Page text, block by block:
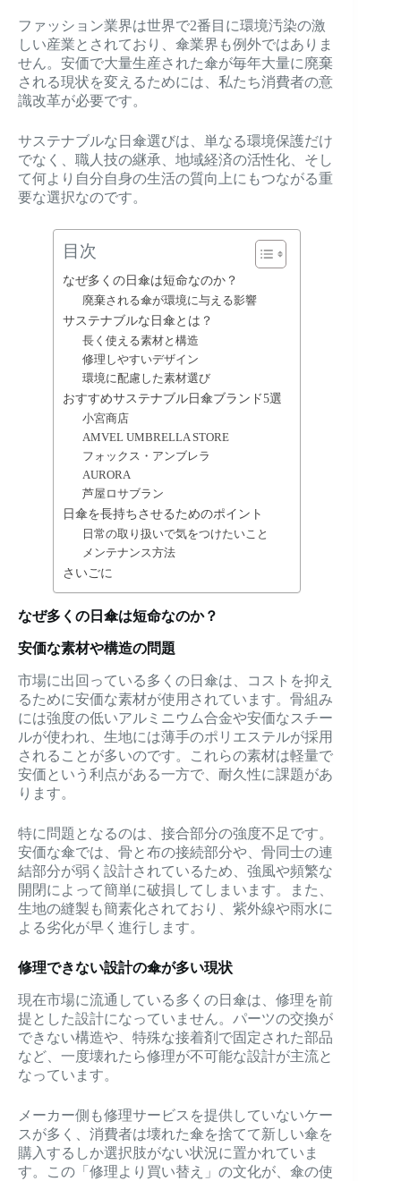
ファッション業界は世界で2番目に環境汚染の激
しい産業とされており、傘業界も例外ではありま
せん。安価で大量生産された傘が毎年大量に廃棄
される現状を変えるためには、私たち消費者の意
識改革が必要です。
サステナブルな日傘選びは、単なる環境保護だけ
でなく、職人技の継承、地域経済の活性化、そし
て何より自分自身の生活の質向上にもつながる重
要な選択なのです。
目次
なぜ多くの日傘は短命なのか？
廃棄される傘が環境に与える影響
サステナブルな日傘とは？
長く使える素材と構造
修理しやすいデザイン
環境に配慮した素材選び
おすすめサステナブル日傘ブランド5選
小宮商店
AMVEL UMBRELLA STORE
フォックス・アンブレラ
AURORA
芦屋ロサブラン
日傘を長持ちさせるためのポイント
日常の取り扱いで気をつけたいこと
メンテナンス方法
さいごに
なぜ多くの日傘は短命なのか？
安価な素材や構造の問題
市場に出回っている多くの日傘は、コストを抑え
るために安価な素材が使用されています。骨組み
には強度の低いアルミニウム合金や安価なスチー
ルが使われ、生地には薄手のポリエステルが採用
されることが多いのです。これらの素材は軽量で
安価という利点がある一方で、耐久性に課題があ
ります。
特に問題となるのは、接合部分の強度不足です。
安価な傘では、骨と布の接続部分や、骨同士の連
結部分が弱く設計されているため、強風や頻繁な
開閉によって簡単に破損してしまいます。また、
生地の縫製も簡素化されており、紫外線や雨水に
よる劣化が早く進行します。
修理できない設計の傘が多い現状
現在市場に流通している多くの日傘は、修理を前
提とした設計になっていません。パーツの交換が
できない構造や、特殊な接着剤で固定された部品
など、一度壊れたら修理が不可能な設計が主流と
なっています。
メーカー側も修理サービスを提供していないケー
スが多く、消費者は壊れた傘を捨てて新しい傘を
購入するしか選択肢がない状況に置かれていま
す。この「修理より買い替え」の文化が、傘の使